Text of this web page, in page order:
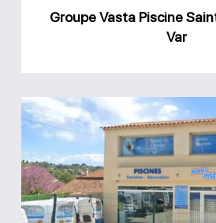
Groupe Vasta Piscine
Var
Maxi
La-
Colle-